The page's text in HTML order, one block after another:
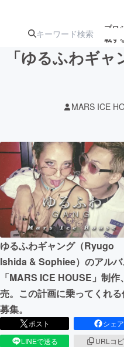
プロ
載す
ターン
ジェクト
アート・写真
テクノロジー・ガ
映像・映画
ビジネス・起業
まちづくり・地域
CAMPFIRE for Social
CAMPFIREふるさと
「ゆるふわギ
MARS ICE
ゆるふわギャング（Ryugo
Ishida & Sophiee）のアル
「MARS ICE HOUSE」制作
売。この計画に乗ってくれ
募集。
ポスト
シェア
LINEで送る
URLコ